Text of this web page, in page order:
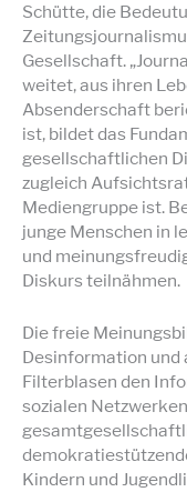
Schütte, die
Gesellschaft.
weitet, aus ihren
Absenderschaft
ist, bildet das
gesellschaftlichen
zugleich
Mediengruppe ist.
junge Menschen in
und
Diskurs teilnähmen.
Die freie
Desinformation
Filterblasen den
sozialen
Kindern und